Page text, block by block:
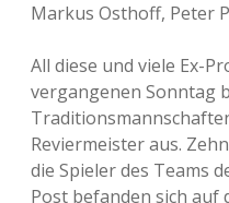
Markus Osthoff, Peter
All diese und viele Ex-
vergangenen Sonntag
Reviermeister aus.
die Spieler des Teams
Post befanden sich auf